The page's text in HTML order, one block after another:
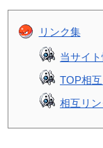
リンク集
当サイ
TOP相
相互リ